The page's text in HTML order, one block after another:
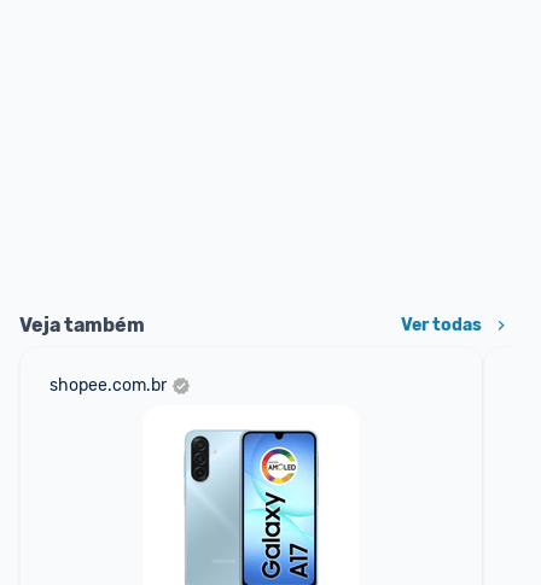
Veja também Ver todas
shopee.com.br